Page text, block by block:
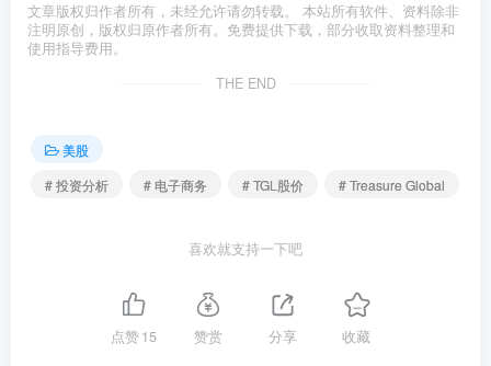
文章版权归作者所有，未经允许请勿转载。 本站所有软件、资料除非
注明原创，版权归原作者所有。免费提供下载，部分收取资料整理和
使用指导费用。
THE END
美股
# 投资分析
# 电子商务 # TGL股价 # Treasure Global
喜欢就支持一下吧
点赞15 赞赏 分享 收藏